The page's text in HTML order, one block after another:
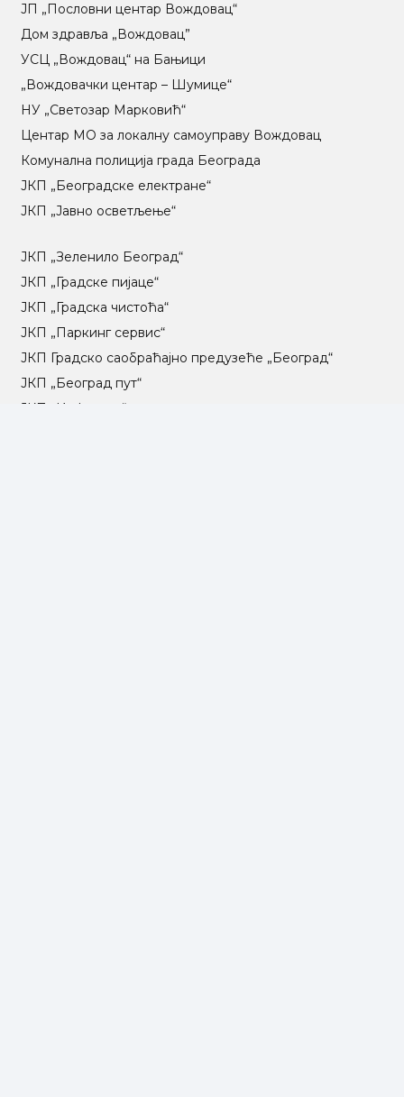
ЈП „Пословни центар Вождовац“
Дом здравља „Вождовац”
УСЦ „Вождовац“ на Бањици
„Вождовачки центар – Шумице“
НУ „Светозар Марковић“
Центар МO за локалну самоуправу Вождовац
Комунална полиција града Београда
ЈКП „Београдске електране“
ЈКП „Јавно осветљење“
ЈКП „Зеленило Београд“
ЈКП „Градске пијаце“
ЈКП „Градска чистоћа“
ЈКП „Паркинг сервис“
ЈКП Градско саобраћајно предузеће „Београд“
ЈКП „Београд пут“
ЈКП „Инфостан“